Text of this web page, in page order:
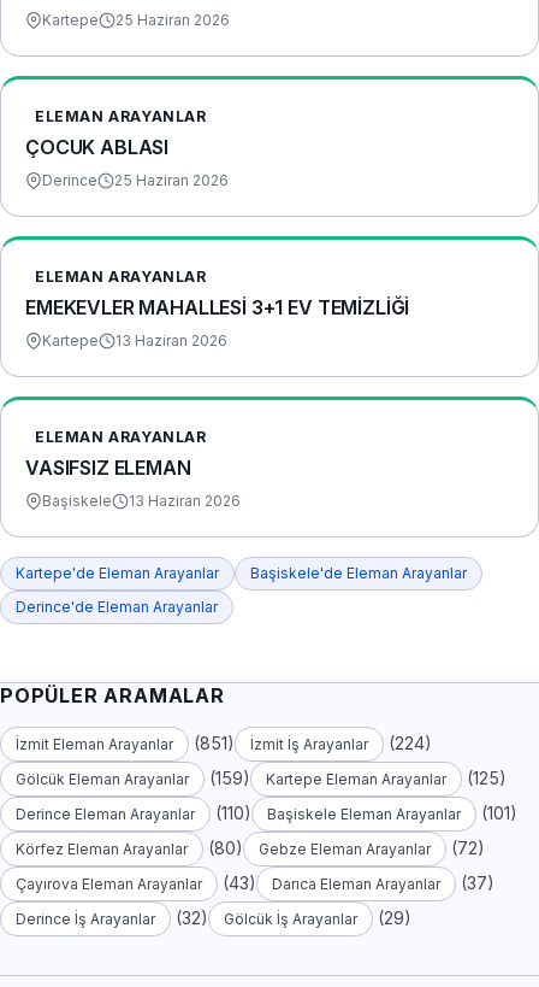
Kartepe 25 Haziran 2026
ELEMAN ARAYANLAR
ÇOCUK ABLASI
Derince 25 Haziran 2026
ELEMAN ARAYANLAR
EMEKEVLER MAHALLESİ 3+1 EV TEMİZLİĞİ
Kartepe 13 Haziran 2026
ELEMAN ARAYANLAR
VASIFSIZ ELEMAN
Başiskele 13 Haziran 2026
Kartepe'de Eleman Arayanlar
Başiskele'de Eleman Arayanlar
Derince'de Eleman Arayanlar
POPÜLER ARAMALAR
İzmit Eleman Arayanlar (851) İzmit İş Arayanlar (224)
Gölcük Eleman Arayanlar (159) Kartepe Eleman Arayanlar (125)
Derince Eleman Arayanlar (110) Başiskele Eleman Arayanlar (101)
Körfez Eleman Arayanlar (80) Gebze Eleman Arayanlar (72)
Çayırova Eleman Arayanlar (43) Darıca Eleman Arayanlar (37)
Derince İş Arayanlar (32) Gölcük İş Arayanlar (29)